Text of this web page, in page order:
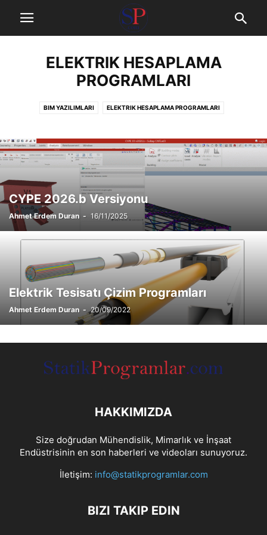
ELEKTRIK HESAPLAMA
PROGRAMLARI
BIM YAZILIMLARI ELEKTRIK HESAPLAMA PROGRAMLARI
MEKANIK TASARIM PROGRAMLARI OFIS PROGRAMLARI
SIMÜLASYON PROGRAMLARI SIHHI TESISAT
TASARIM VE DETAYLANDIRMA PROGRAMLARI YÖNETIM VE PLANLAMA
CYPE 2026.b Versiyonu
Ahmet Erdem Duran - 16/11/2025
Elektrik Tesisatı Çizim Programları
Ahmet Erdem Duran - 20/09/2022
HAKKIMIZDA
Size doğrudan Mühendislik, Mimarlık ve İnşaat
Endüstrisinin en son haberleri ve videoları sunuyoruz.
İletişim: info@statikprogramlar.com
BIZI TAKIP EDIN